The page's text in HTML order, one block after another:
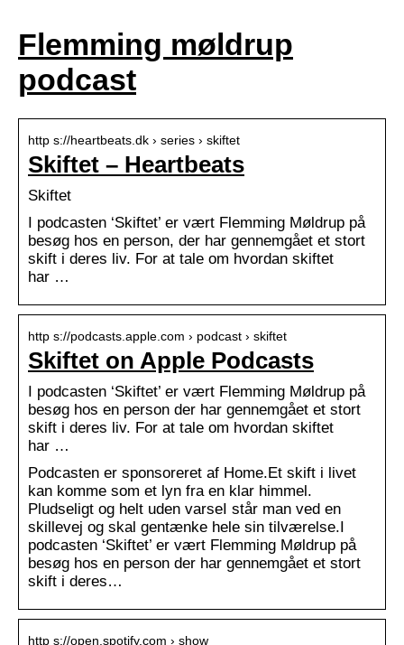
Flemming møldrup
podcast
http s://heartbeats.dk › series › skiftet
Skiftet – Heartbeats
Skiftet
I podcasten ‘Skiftet’ er vært Flemming Møldrup på
besøg hos en person, der har gennemgået et stort
skift i deres liv. For at tale om hvordan skiftet
har …
http s://podcasts.apple.com › podcast › skiftet
Skiftet on Apple Podcasts
I podcasten ‘Skiftet’ er vært Flemming Møldrup på
besøg hos en person der har gennemgået et stort
skift i deres liv. For at tale om hvordan skiftet
har …
Podcasten er sponsoreret af Home.Et skift i livet
kan komme som et lyn fra en klar himmel.
Pludseligt og helt uden varseI står man ved en
skillevej og skal gentænke hele sin tilværelse.I
podcasten ‘Skiftet’ er vært Flemming Møldrup på
besøg hos en person der har gennemgået et stort
skift i deres…
http s://open.spotify.com › show